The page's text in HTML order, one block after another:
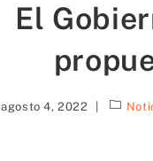
El
agosto 4, 2022